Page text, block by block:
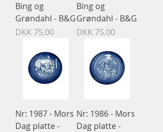
Bing og
Grøndahl - B&G
Price
DKK 75.00
Bing og
Grøndahl - B&G
Price
DKK 75.00
Nr: 1987 - Mors
Dag platte -
Nr: 1986 - Mors
Dag platte -